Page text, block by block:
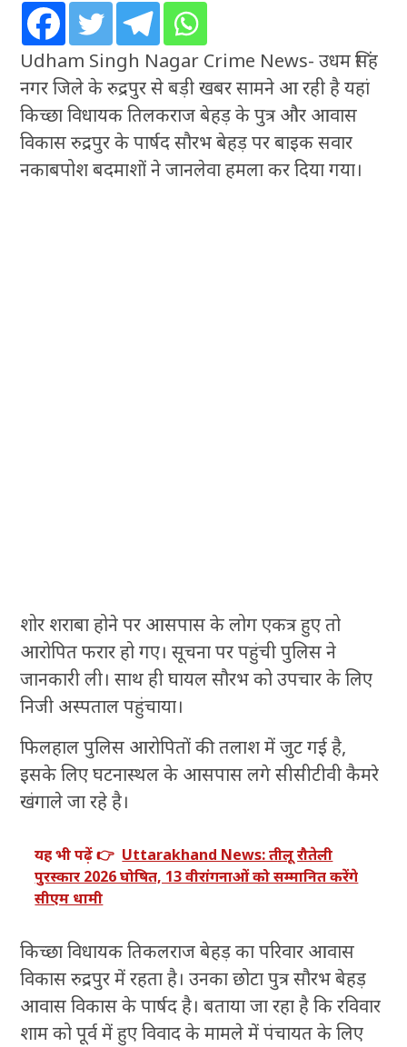
Udham Singh Nagar Crime News- उधम सिंह
नगर जिले के रुद्रपुर से बड़ी खबर सामने आ रही है यहां
किच्छा विधायक तिलकराज बेहड़ के पुत्र और आवास
विकास रुद्रपुर के पार्षद सौरभ बेहड़ पर बाइक सवार
नकाबपोश बदमाशों ने जानलेवा हमला कर दिया गया।
शोर शराबा होने पर आसपास के लोग एकत्र हुए तो
आरोपित फरार हो गए। सूचना पर पहुंची पुलिस ने
जानकारी ली। साथ ही घायल सौरभ को उपचार के लिए
निजी अस्पताल पहुंचाया।
फिलहाल पुलिस आरोपितों की तलाश में जुट गई है,
इसके लिए घटनास्थल के आसपास लगे सीसीटीवी कैमरे
खंगाले जा रहे है।
यह भी पढ़ें 👉 Uttarakhand News: तीलू रौतेली
पुरस्कार 2026 घोषित, 13 वीरांगनाओं को सम्मानित करेंगे
सीएम धामी
किच्छा विधायक तिकलराज बेहड़ का परिवार आवास
विकास रुद्रपुर में रहता है। उनका छोटा पुत्र सौरभ बेहड़
आवास विकास के पार्षद है। बताया जा रहा है कि रविवार
शाम को पूर्व में हुए विवाद के मामले में पंचायत के लिए